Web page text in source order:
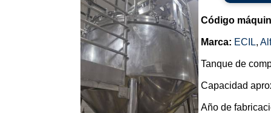
Código
Marca: ECIL,
Tanque de
Capacidad
Año de